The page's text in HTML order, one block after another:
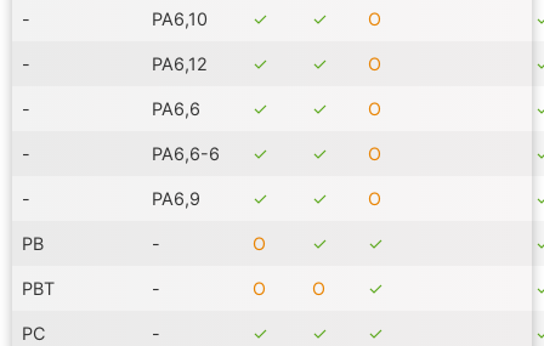
- PA6,10 ✓ ✓ Ο
- PA6,12 ✓ ✓ Ο
- PA6,6 ✓ ✓ Ο
- PA6,6-6 ✓ ✓ Ο
- PA6,9 ✓ ✓ Ο
PB - Ο ✓ ✓
PBT - Ο Ο ✓
PC - ✓ ✓ ✓